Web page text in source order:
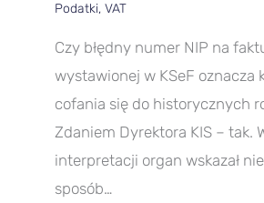
Podatki, VAT
Czy błędny numer NIP na
wystawionej w KSeF oznacza
cofania się do historycznych
Zdaniem Dyrektora KIS – tak.
interpretacji organ wskazał
sposób…